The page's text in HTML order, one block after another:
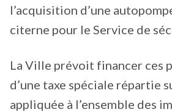
l’acquisition d’une
citerne pour le Service de
La Ville prévoit financer ces
d’une taxe spéciale répartie
appliquée à l’ensemble des